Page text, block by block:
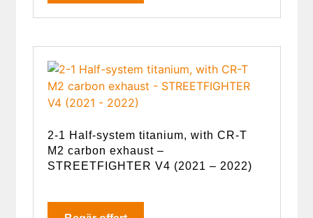
2-1 Half-system titanium, with CR-T
M2 carbon exhaust –
STREETFIGHTER V4 (2021 – 2022)